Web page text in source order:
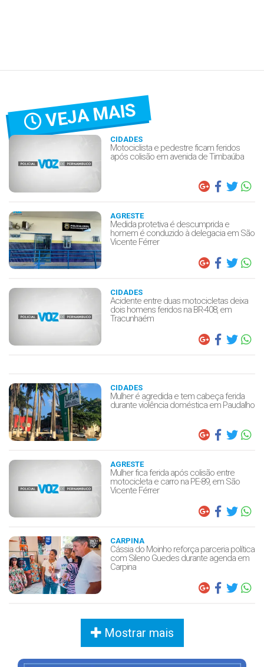
VEJA MAIS
CIDADES
Motociclista e pedestre ficam feridos
após colisão em avenida de Timbaúba
AGRESTE
Medida protetiva é descumprida e
homem é conduzido à delegacia em São
Vicente Férrer
CIDADES
Acidente entre duas motocicletas deixa
dois homens feridos na BR-408, em
Tracunhaém
CIDADES
Mulher é agredida e tem cabeça ferida
durante violência doméstica em Paudalho
AGRESTE
Mulher fica ferida após colisão entre
motocicleta e carro na PE-89, em São
Vicente Férrer
CARPINA
Cássia do Moinho reforça parceria política
com Sileno Guedes durante agenda em
Carpina
Mostrar mais